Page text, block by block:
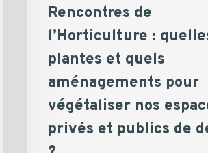
végétaliser
espaces
privés
demain
Rencontres de
l’Horticulture :
plantes et quels
aménagements pour
végétaliser nos
privés et publics de